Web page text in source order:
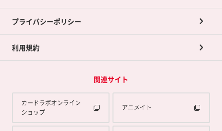
プライバシーポリシー
利用規約
関連サイト
カードラボオンライン
ショップ
アニメイト